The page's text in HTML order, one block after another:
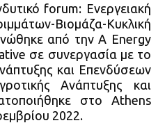
forum: Ενεργειακή
Βιομάζα-Κυκλική
από την A Energy
σε συνεργασία με το
και Επενδύσεων
Ανάπτυξης και
στο Athens
2022.